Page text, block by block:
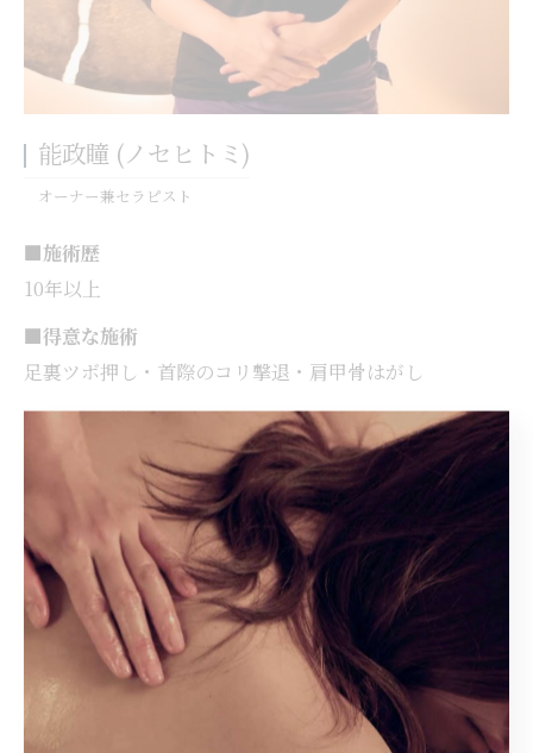
能政瞳 (ノセヒトミ)
オーナー兼セラピスト
■施術歴
10年以上
■得意な施術
足裏ツボ押し・首際のコリ撃退・肩甲骨はがし
■資格・受賞歴
アロマテラピー検定1級取得
■接客のモットー
お客様の緊張を取り除くために、店内環境・施術前カウ
ンセリングの配慮を徹底しております。
お客様には私という人間を知っていただき、気楽に話し
やすい関係を築いていきたいです。
どうぞご自由に癒されてください